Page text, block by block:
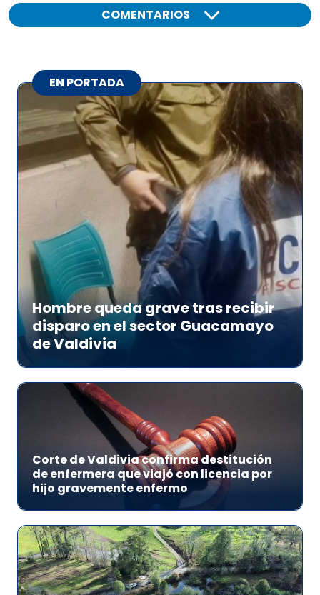
COMENTARIOS
EN PORTADA
Hombre queda grave tras recibir
disparo en el sector Guacamayo
de Valdivia
Corte de Valdivia confirma destitución
de enfermera que viajó con licencia por
hijo gravemente enfermo